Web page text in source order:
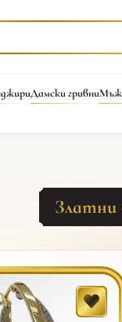
Дамски гривни
Златни